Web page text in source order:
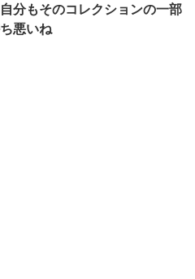
分もそのコレクションの一部
悪いね